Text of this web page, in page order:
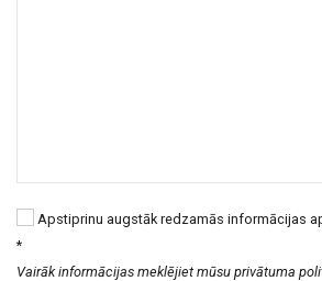
Apstiprinu augstāk redzamās informācijas
*
Vairāk informācijas meklējiet mūsu privātuma